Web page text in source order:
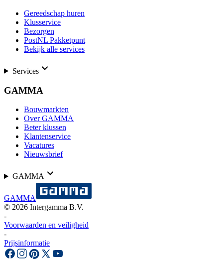
Gereedschap huren
Klusservice
Bezorgen
PostNL Pakketpunt
Bekijk alle services
Services
GAMMA
Bouwmarkten
Over GAMMA
Beter klussen
Klantenservice
Vacatures
Nieuwsbrief
GAMMA
GAMMA
© 2026 Intergamma B.V.
-
Voorwaarden en veiligheid
-
Prijsinformatie